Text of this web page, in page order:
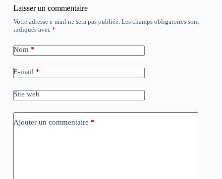
Laisser un commentaire
Votre adresse e-mail ne sera pas publiée. Les champs obligatoires sont
indiqués avec *
Nom *
E-mail *
Site web
Ajouter un commentaire *